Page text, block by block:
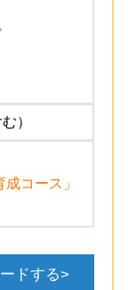
）
コース」
ドする>